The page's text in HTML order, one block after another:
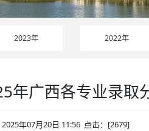
2023年 2022年
年广西各专业录取
2025年07月20日 11:56 点击：[2679]